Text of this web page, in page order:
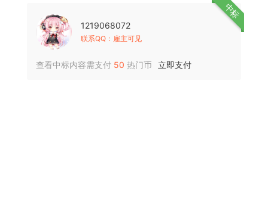
1219068072
联系QQ：雇主可见
查看中标内容需支付 50 热门币 立即支付
中标